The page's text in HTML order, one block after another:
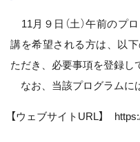
11月９日（土）午前のプ
講を希望される方は、以
ただき、必要事項を登録し
なお、当該プログラムに
【ウェブサイトURL】